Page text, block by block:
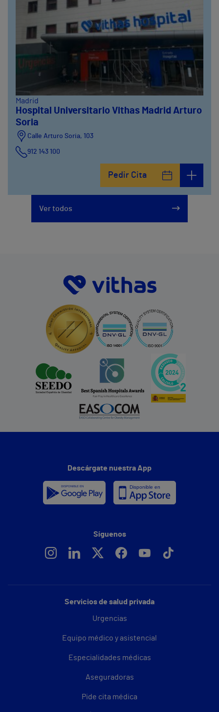
Madrid
Hospital Universitario Vithas Madrid Arturo
Soria
Calle Arturo Soria, 103
912 143 100
Pedir Cita
Ver todos
Servicios de salud privada
Urgencias
Equipo médico y asistencial
Especialidades médicas
Aseguradoras
Pide cita médica
Descárgate nuestra App
Síguenos